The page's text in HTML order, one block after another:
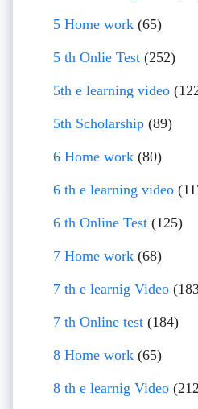
5 Home work (65)
5 th Onlie Test (252)
5th e learning video
5th Scholarship (89)
6 Home work (80)
6 th e learning video
6 th Online Test (125)
7 Home work (68)
7 th e learnig Video
7 th Online test (184)
8 Home work (65)
8 th e learnig Video